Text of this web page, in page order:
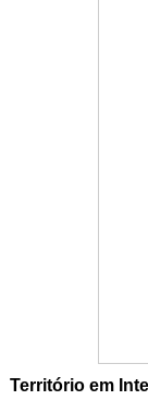
Território em